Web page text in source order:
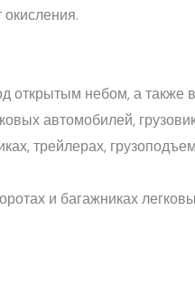
открытым небом, а также
автомобилей,
трейлерах,
и багажниках